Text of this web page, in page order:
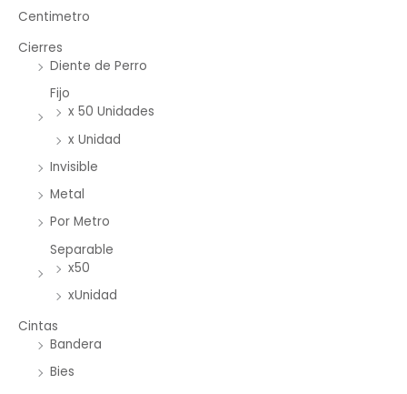
Centimetro
Cierres
Diente de Perro
Fijo
x 50 Unidades
x Unidad
Invisible
Metal
Por Metro
Separable
x50
xUnidad
Cintas
Bandera
Bies